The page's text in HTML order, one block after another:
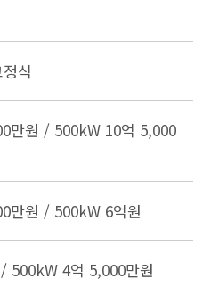
식
만원 / 500kW 10억 5,000
만원 / 500kW 6억원
500kW 4억 5,000만원